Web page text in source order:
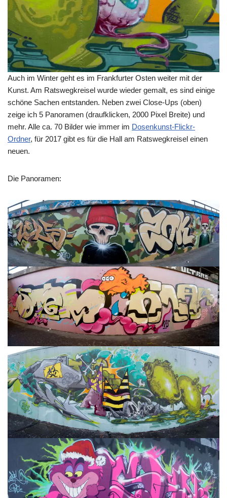
Auch im Winter geht es im Frankfurter Osten weiter mit der
Kunst. Am Ratswegkreisel wurde wieder gemalt, es sind einige
schöne Sachen entstanden. Neben zwei Close-Ups (oben)
zeige ich 5 Panoramen (draufklicken, 2000 Pixel Breite) und
mehr. Alle ca. 70 Bilder wie immer im Dosenkunst-Flickr-
Ordner, für 2017 gibt es für die Hall am Ratswegkreisel einen
neuen.
Die Panoramen: